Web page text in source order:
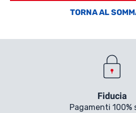
TORNA AL
Fiducia
Pagamenti 100%